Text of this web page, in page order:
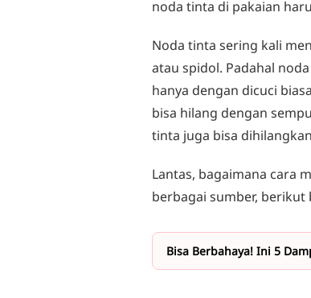
noda tinta di pakaian
Noda tinta sering kali
atau spidol. Padahal
hanya dengan dicuci
bisa hilang dengan
tinta juga bisa
Lantas, bagaimana cara
berbagai sumber, berikut
Bisa Berbahaya! Ini 5